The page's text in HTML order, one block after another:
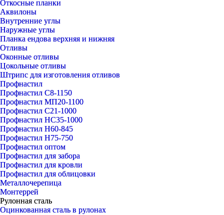
Откосные планки
Аквилоны
Внутренние углы
Наружные углы
Планка ендова верхняя и нижняя
Отливы
Оконные отливы
Цокольные отливы
Штрипс для изготовления отливов
Профнастил
Профнастил С8-1150
Профнастил МП20-1100
Профнастил С21-1000
Профнастил НС35-1000
Профнастил Н60-845
Профнастил Н75-750
Профнастил оптом
Профнастил для забора
Профнастил для кровли
Профнастил для облицовки
Металлочерепица
Монтеррей
Рулонная сталь
Оцинкованная сталь в рулонах